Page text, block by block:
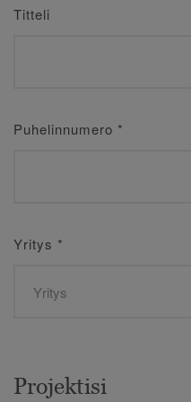
Titteli
Puhelinnumero *
Yritys *
Projektisi